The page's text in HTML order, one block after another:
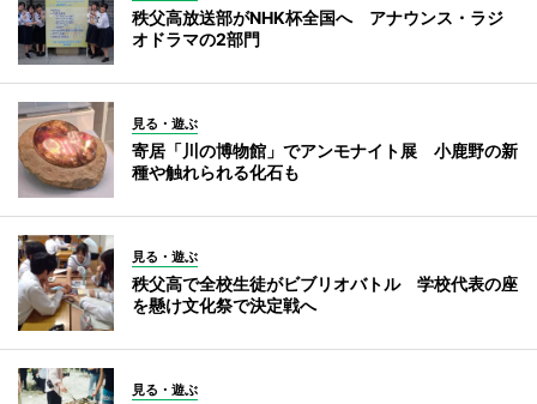
秩父高放送部がNHK杯全国へ アナウンス・ラジ
オドラマの2部門
見る・遊ぶ
寄居「川の博物館」でアンモナイト展 小鹿野の新
種や触れられる化石も
見る・遊ぶ
秩父高で全校生徒がビブリオバトル 学校代表の座
を懸け文化祭で決定戦へ
見る・遊ぶ